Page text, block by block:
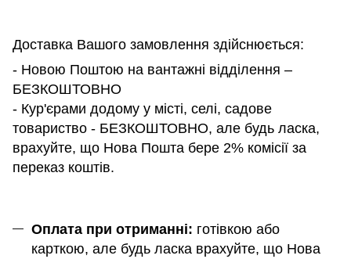
Доставка Вашого замовлення здійснюється:
- Новою Поштою на вантажні відділення –
БЕЗКОШТОВНО
- Кур'єрами додому у місті, селі, садове
товариство - БЕЗКОШТОВНО, але будь ласка,
врахуйте, що Нова Пошта бере 2% комісії за
переказ коштів.
Оплата при отриманні: готівкою або
карткою, але будь ласка врахуйте, що Нова